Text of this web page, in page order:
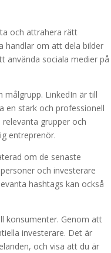
och attrahera rätt
handlar om att dela bilder
använda sociala medier på
LinkedIn är till
en stark och professionell
grupper och
entreprenör.
om de senaste
och investerare
hashtags kan också
konsumenter. Genom att
investerare. Det är
och visa att du är